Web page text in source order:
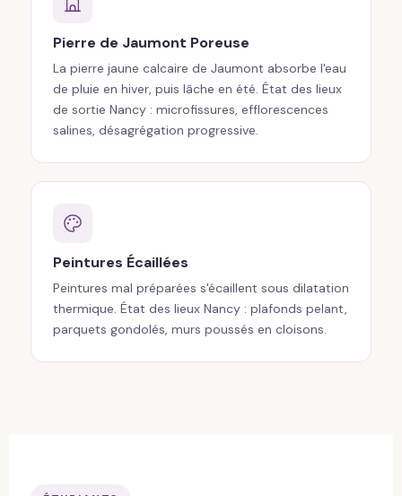
Pierre de Jaumont Poreuse
La pierre jaune calcaire de Jaumont absorbe l'eau
de pluie en hiver, puis lâche en été. État des lieux
de sortie Nancy : microfissures, efflorescences
salines, désagrégation progressive.
Peintures Écaillées
Peintures mal préparées s'écaillent sous dilatation
thermique. État des lieux Nancy : plafonds pelant,
parquets gondolés, murs poussés en cloisons.